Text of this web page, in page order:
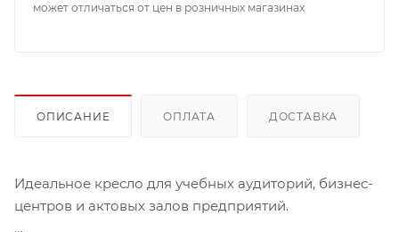
может отличаться от цен в розничных магазинах
ОПИСАНИЕ ОПЛАТА ДОСТАВКА
Идеальное кресло для учебных аудиторий, бизнес-
центров и актовых залов предприятий.